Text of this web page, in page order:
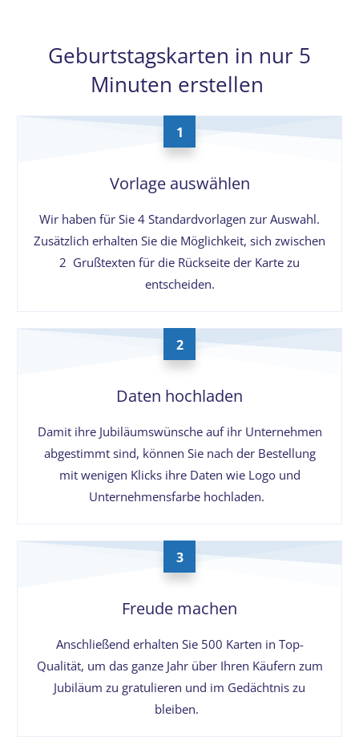
Geburtstagskarten in nur 5
Minuten erstellen
1
Vorlage auswählen
Wir haben für Sie 4 Standardvorlagen zur Auswahl.
Zusätzlich erhalten Sie die Möglichkeit, sich zwischen
2 Grußtexten für die Rückseite der Karte zu
entscheiden.
2
Daten hochladen
Damit ihre Jubiläumswünsche auf ihr Unternehmen
abgestimmt sind, können Sie nach der Bestellung
mit wenigen Klicks ihre Daten wie Logo und
Unternehmensfarbe hochladen.
3
Freude machen
Anschließend erhalten Sie 500 Karten in Top-
Qualität, um das ganze Jahr über Ihren Käufern zum
Jubiläum zu gratulieren und im Gedächtnis zu
bleiben.